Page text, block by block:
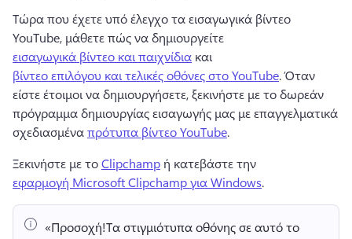
Τώρα που έχετε υπό έλεγχο τα εισαγωγικά βίντεο
YouTube, μάθετε πώς να δημιουργείτε
εισαγωγικά βίντεο και παιχνίδια και
βίντεο επιλόγου και τελικές οθόνες στο YouTube. Όταν
είστε έτοιμοι να δημιουργήσετε, ξεκινήστε με το δωρεάν
πρόγραμμα δημιουργίας εισαγωγής μας με επαγγελματικά
σχεδιασμένα πρότυπα βίντεο YouTube.
Ξεκινήστε με το Clipchamp ή κατεβάστε την
εφαρμογή Microsoft Clipchamp για Windows.
«Προσοχή!Τα στιγμιότυπα οθόνης σε αυτό το